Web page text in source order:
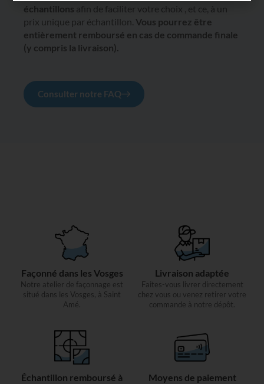
échantillons afin de faciliter votre choix , et ce, à un
prix unique par échantillon. Vous pourrez être
entièrement remboursé en cas de commande finale
(y compris la livraison).
Consulter notre FAQ
Façonné dans les Vosges
Notre atelier de façonnage est
situé dans les Vosges, à Saint
Amé.
Livraison adaptée
Faites-vous livrer directement
chez vous ou venez retirer votre
commande à notre dépôt.
Échantillon remboursé à
Moyens de paiement